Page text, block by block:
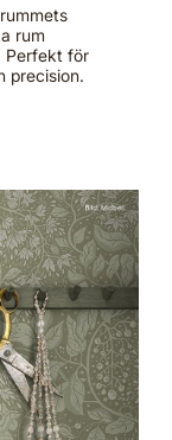
rum
Perfekt för
precision.